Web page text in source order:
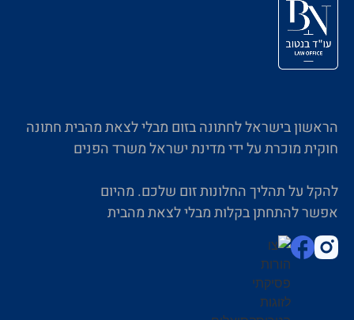
הראשון בישראל לחתונה בזום מבלי לצאת מהבית חתונה
חוקית מוכרת על ידי מדינת ישראל משרד הפנים
להקל על תהליך החלונות זום שלכם. מהיום
אפשר להתחתן בקלות מבלי לצאת מהבית